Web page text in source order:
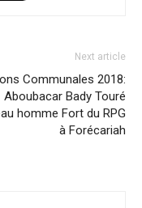
Next article
Communales 2018:
Aboubacar Bady Touré
homme Fort du RPG
à Forécariah